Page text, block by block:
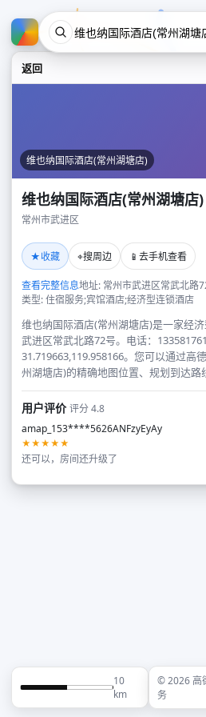
返回
维也纳国际酒店(常州湖塘店)
维也纳国际酒店(常州湖塘店)
常州市武进区
★收藏 ⌖搜周边 📱 去手机查看
查看完整信息地址: 常州市武进区常武北路
类型: 住宿服务;宾馆酒店;经济型连锁酒店
维也纳国际酒店(常州湖塘店)是一家经
武进区常武北路72号。电话：
31.719663,119.958166。您可以通过高
州湖塘店)的精确地图位置、规划到达路
用户评价评分 4.8
amap_153****5626ANFzyEyAy
★★★★★
还可以，房间还升级了
10
km
© 2026 高
务